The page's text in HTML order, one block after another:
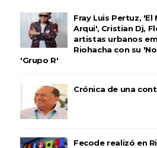
Fray Luis Pertuz, 'El
Arqui', Cristian Dj,
artistas urbanos
Riohacha con su
'Grupo R'
Crónica de una
Fecode realizó en